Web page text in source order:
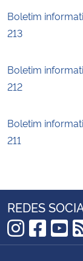
Advocacia-Geral da
Planalto
Boletim
213
Boletim
212
Boletim
211
REDES